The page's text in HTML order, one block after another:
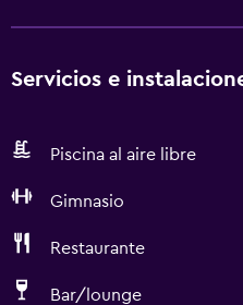
Servicios e
Piscina al aire libre
Gimnasio
Restaurante
Bar/lounge